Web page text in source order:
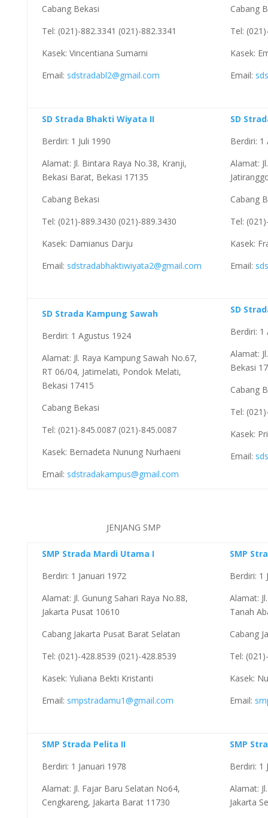
Cabang Bekasi
Tel: (021)-882.3341 (021)-882.3341
Kasek: Vincentiana Sumarni
Email: sdstradabl2@gmail.com
Cabang
Tel:
Kasek:
Email:
SD Strada Bhakti Wiyata II
Berdiri: 1 Juli 1990
Alamat: Jl. Bintara Raya No.38, Kranji,
Bekasi Barat, Bekasi 17135
Cabang Bekasi
Tel: (021)-889.3430 (021)-889.3430
Kasek: Damianus Darju
Email: sdstradabhaktiwiyata2@gmail.com
SD
Berdiri: 1
Alamat:
Cabang
Tel:
Kasek:
Email:
SD Strada Kampung Sawah
Berdiri: 1 Agustus 1924
Alamat: Jl. Raya Kampung Sawah No.67,
RT 06/04, Jatimelati, Pondok Melati,
Bekasi 17415
Cabang Bekasi
Tel: (021)-845.0087 (021)-845.0087
Kasek: Bernadeta Nunung Nurhaeni
Email: sdstradakampus@gmail.com
SD
Berdiri: 1
Alamat:
Bekasi
Cabang
Tel:
Kasek:
Email:
JENJANG SMP
SMP Strada Mardi Utama I
Berdiri: 1 Januari 1972
Alamat: Jl. Gunung Sahari Raya No.88,
Jakarta Pusat 10610
Cabang Jakarta Pusat Barat Selatan
Tel: (021)-428.8539 (021)-428.8539
Kasek: Yuliana Bekti Kristanti
Email: smpstradamu1@gmail.com
SMP
Berdiri: 1
Alamat:
Tanah
Cabang
Tel:
Kasek:
Email:
SMP Strada Pelita II
Berdiri: 1 Januari 1978
Alamat: Jl. Fajar Baru Selatan No64,
Cengkareng, Jakarta Barat 11730
SMP
Berdiri: 1
Alamat:
Jakarta